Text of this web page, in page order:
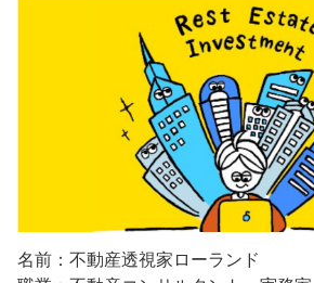
名前：不動産透視家ローランド